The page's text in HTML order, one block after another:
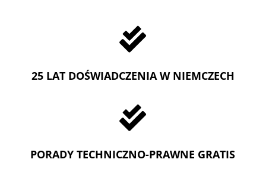

25 LAT DOŚWIADCZENIA W NIEMCZECH

PORADY TECHNICZNO-PRAWNE GRATIS